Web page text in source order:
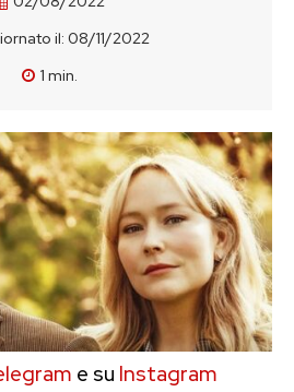
il: 08/11/2022
1 min.
e su Instagram